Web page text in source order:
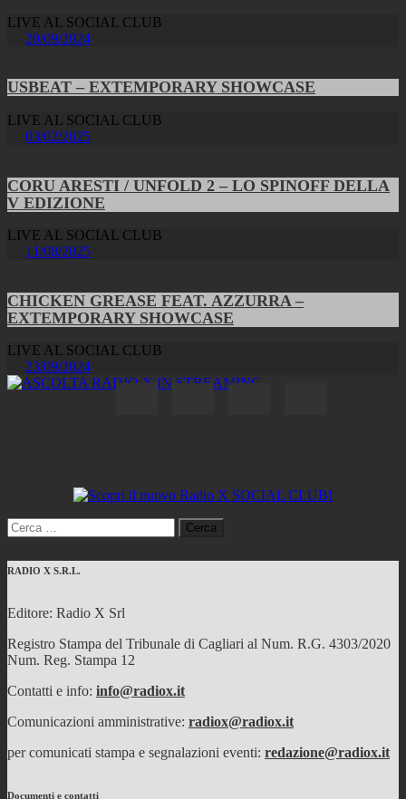
LIVE AL SOCIAL CLUB
20/09/2024
USBEAT – EXTEMPORARY SHOWCASE
LIVE AL SOCIAL CLUB
03/02/2025
CORU ARESTI / UNFOLD 2 – LO SPINOFF DELLA
V EDIZIONE
LIVE AL SOCIAL CLUB
11/08/2025
CHICKEN GREASE FEAT. AZZURRA –
EXTEMPORARY SHOWCASE
LIVE AL SOCIAL CLUB
23/09/2024
Ricerca
per:
RADIO X S.R.L.
Editore: Radio X Srl
Registro Stampa del Tribunale di Cagliari al Num. R.G. 4303/2020
Num. Reg. Stampa 12
Contatti e info: info@radiox.it
Comunicazioni amministrative: radiox@radiox.it
per comunicati stampa e segnalazioni eventi: redazione@radiox.it
Documenti e contatti